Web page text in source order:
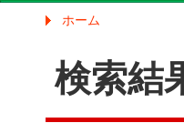
ホーム
検索結